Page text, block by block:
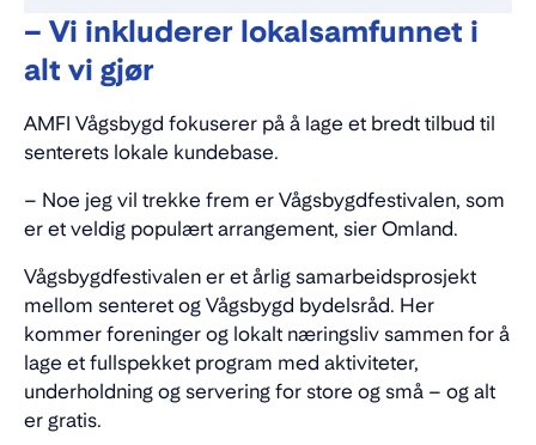
– Vi inkluderer lokalsamfunnet i
alt vi gjør
AMFI Vågsbygd fokuserer på å lage et bredt tilbud til
senterets lokale kundebase.
– Noe jeg vil trekke frem er Vågsbygdfestivalen, som
er et veldig populært arrangement, sier Omland.
Vågsbygdfestivalen er et årlig samarbeidsprosjekt
mellom senteret og Vågsbygd bydelsråd. Her
kommer foreninger og lokalt næringsliv sammen for å
lage et fullspekket program med aktiviteter,
underholdning og servering for store og små – og alt
er gratis.